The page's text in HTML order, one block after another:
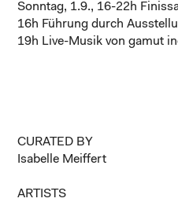
Sonntag, 1.9., 16-22h
16h Führung durch
19h Live-Musik von gamut
CURATED BY
Isabelle Meiffert
ARTISTS